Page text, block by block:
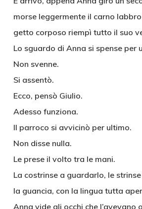
morse leggermente il carno
getto corposo riempì tutto il suo
Lo sguardo di Anna si spense per
Non svenne.
Si assentò.
Ecco, pensò Giulio.
Adesso funziona.
Il parroco si avvicinò per ultimo.
Non disse nulla.
Le prese il volto tra le mani.
La costrinse a guardarlo, le
la guancia, con la lingua tutta
Anna vide gli occhi che l’avevano